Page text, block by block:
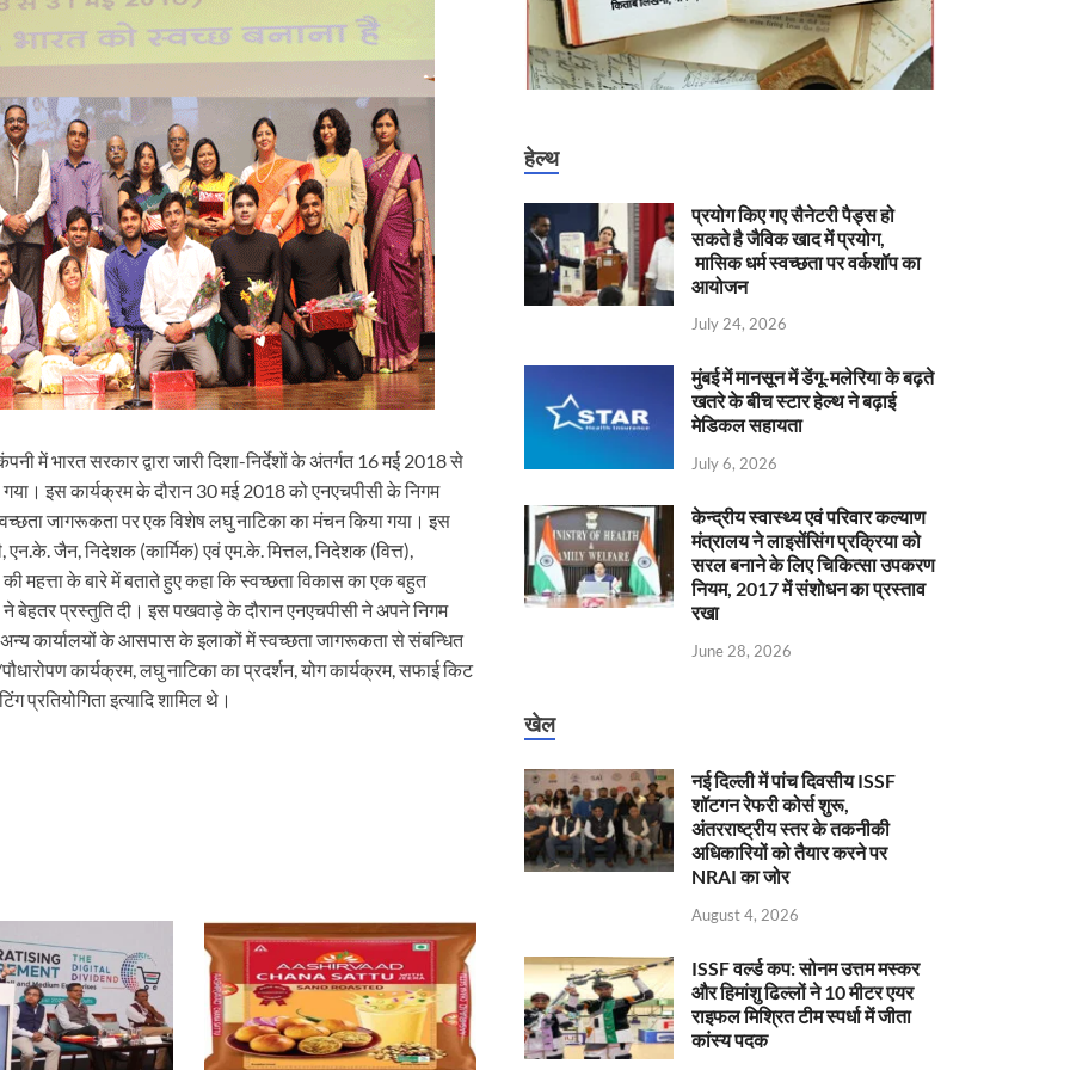
में भारत सरकार द्वारा जारी दिशा-निर्देशों के अंतर्गत 16 मई 2018 से
इस कार्यक्रम के दौरान 30 मई 2018 को एनएचपीसी के निगम
जागरूकता पर एक विशेष लघु नाटिका का मंचन किया गया। इस
जैन, निदेशक (कार्मिक) एवं एम.के. मित्तल, निदेशक (वित्त),
महत्ता के बारे में बताते हुए कहा कि स्वच्छता विकास का एक बहुत
ने बेहतर प्रस्तुति दी। इस पखवाड़े के दौरान एनएचपीसी ने अपने निगम
कार्यालयों के आसपास के इलाकों में स्वच्छता जागरूकता से संबन्धित
कार्यक्रम, लघु नाटिका का प्रदर्शन, योग कार्यक्रम, सफाई किट
प्रतियोगिता इत्यादि शामिल थे।
हेल्थ
प्रयोग किए गए सैनेटरी पैड्स हो
सकते है जैविक खाद में प्रयोग,
मासिक धर्म स्वच्छता पर वर्कशॉप का
आयोजन
July 24, 2026
मुंबई में मानसून में डेंगू-मलेरिया के बढ़ते
खतरे के बीच स्टार हेल्थ ने बढ़ाई
मेडिकल सहायता
July 6, 2026
केन्‍द्रीय स्वास्थ्य एवं परिवार कल्याण
मंत्रालय ने लाइसेंसिंग प्रक्रिया को
सरल बनाने के लिए चिकित्सा उपकरण
नियम, 2017 में संशोधन का प्रस्ताव
रखा
June 28, 2026
खेल
नई दिल्ली में पांच दिवसीय ISSF
शॉटगन रेफरी कोर्स शुरू,
अंतरराष्ट्रीय स्तर के तकनीकी
अधिकारियों को तैयार करने पर
NRAI का जोर
August 4, 2026
ISSF वर्ल्ड कप: सोनम उत्तम मस्कर
और हिमांशु ढिल्लों ने 10 मीटर एयर
राइफल मिश्रित टीम स्पर्धा में जीता
कांस्य पदक